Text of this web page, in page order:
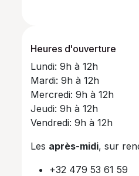
Heures d'ouverture
Lundi: 9h à 12h
Mardi: 9h à 12h
Mercredi: 9h à 12h
Jeudi: 9h à 12h
Vendredi: 9h à 12h
Les après-midi, sur
+32 479 53 61 59